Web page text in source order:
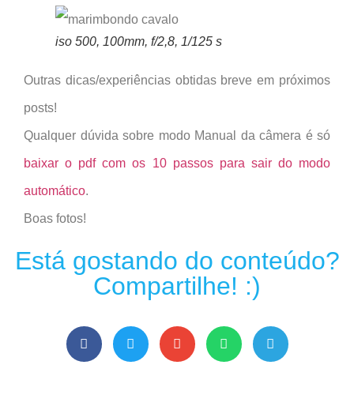
iso 500, 100mm, f/2,8, 1/125 s
Outras dicas/experiências obtidas breve em próximos
posts!
Qualquer dúvida sobre modo Manual da câmera é só
baixar o pdf com os 10 passos para sair do modo
automático.
Boas fotos!
Está gostando do conteúdo?
Compartilhe! :)